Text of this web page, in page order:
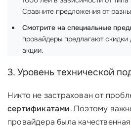
Сравните предложения от
Смотрите на специальные
провайдеры предлагают скидки
акции.
3. Уровень технической
Никто не застрахован от
сертификатами. Поэтому
провайдера была качественная